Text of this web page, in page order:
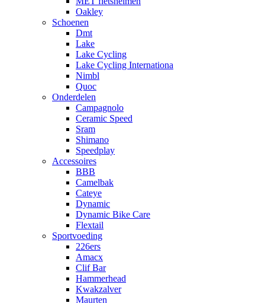
Oakley
Schoenen
Dmt
Lake
Lake Cycling
Lake Cycling Internationa
Nimbl
Quoc
Onderdelen
Campagnolo
Ceramic Speed
Sram
Shimano
Speedplay
Accessoires
BBB
Camelbak
Cateye
Dynamic
Dynamic Bike Care
Flextail
Sportvoeding
226ers
Amacx
Clif Bar
Hammerhead
Kwakzalver
Maurten